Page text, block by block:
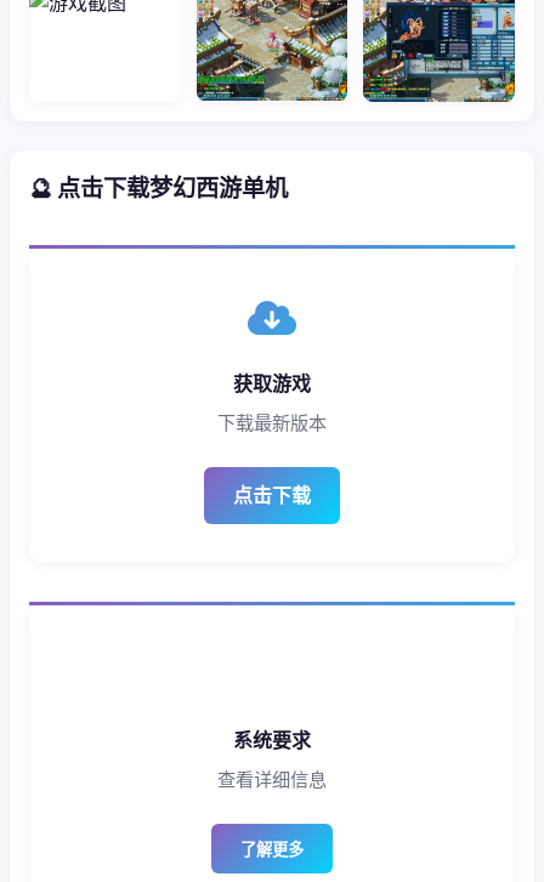
🔮 点击下载梦幻西游单机
获取游戏
下载最新版本
点击下载
系统要求
查看详细信息
了解更多